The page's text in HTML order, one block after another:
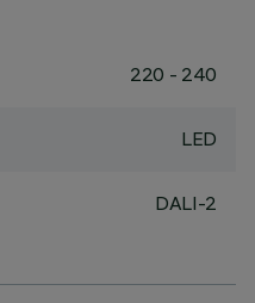
220 - 240
LED
DALI-2